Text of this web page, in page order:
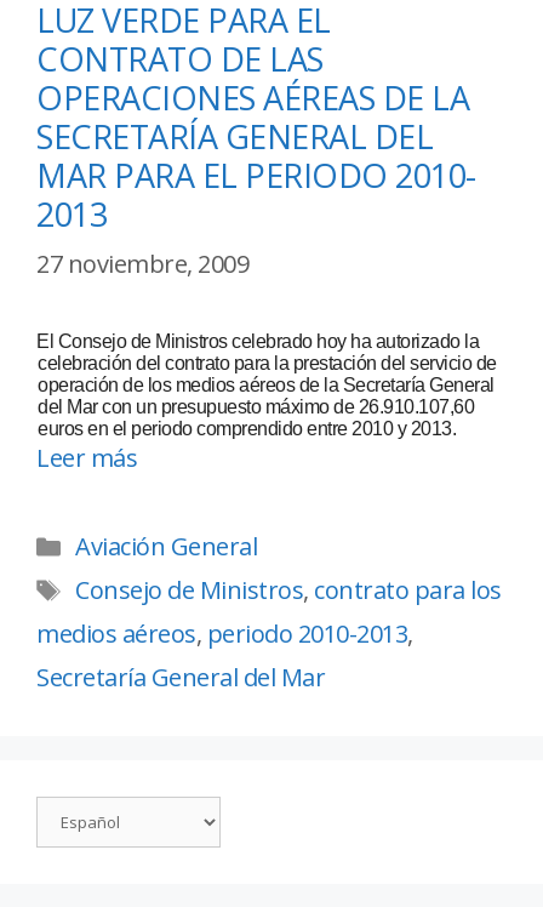
LUZ VERDE PARA EL
CONTRATO DE LAS
OPERACIONES AÉREAS DE LA
SECRETARÍA GENERAL DEL
MAR PARA EL PERIODO 2010-
2013
27 noviembre, 2009
El Consejo de Ministros celebrado hoy ha autorizado la
celebración del contrato para la prestación del servicio de
operación de los medios aéreos de la Secretaría General
del Mar con un presupuesto máximo de 26.910.107,60
euros en el periodo comprendido entre 2010 y 2013.
Leer más
Aviación General
Consejo de Ministros, contrato para los
medios aéreos, periodo 2010-2013,
Secretaría General del Mar